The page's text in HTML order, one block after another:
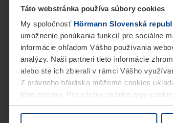
Táto webstránka používa súbory cookies
My spoločnosť Hörmann Slovenská
umožnenie ponúkania funkcií pre sociálne
informácie ohľadom Vášho používania
analýzy. Naši partneri tieto informácie
alebo ste ich zbierali v rámci Vášho
Z právneho hľadiska môžeme cookies
tejto stránky. Pre všetky ostatné typy
alebo odvolať vo vysvetlení cookie na